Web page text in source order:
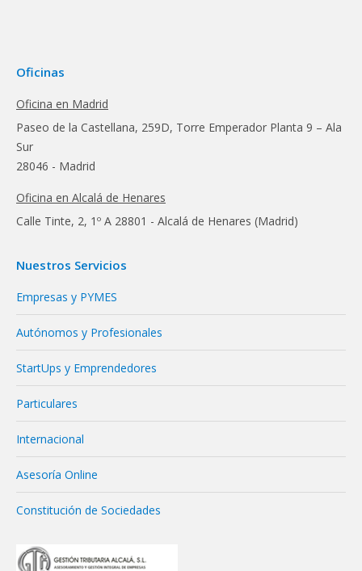
Oficinas
Oficina en Madrid
Paseo de la Castellana, 259D, Torre Emperador Planta 9 – Ala
Sur
28046 - Madrid
Oficina en Alcalá de Henares
Calle Tinte, 2, 1º A 28801 - Alcalá de Henares (Madrid)
Nuestros Servicios
Empresas y PYMES
Autónomos y Profesionales
StartUps y Emprendedores
Particulares
Internacional
Asesoría Online
Constitución de Sociedades